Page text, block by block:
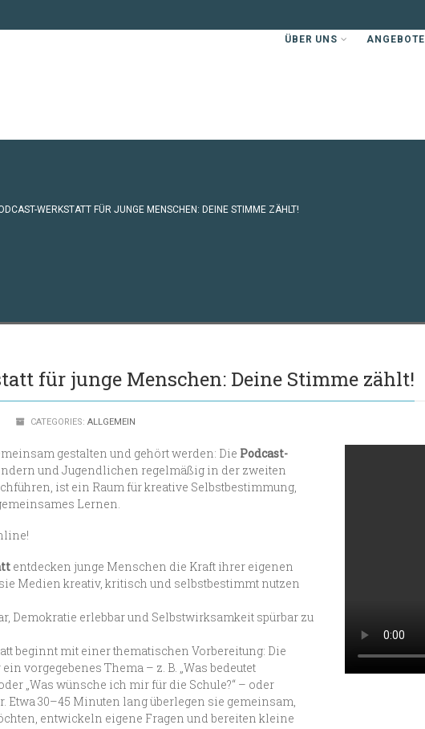
ÜBER UNS ANGEBOTE
WERKSTATT FÜR JUNGE MENSCHEN: DEINE STIMME ZÄHLT!
für junge Menschen: Deine Stimme zählt!
CATEGORIES: ALLGEMEIN
gestalten und gehört werden: Die Podcast-
und Jugendlichen regelmäßig in der zweiten
ist ein Raum für kreative Selbstbestimmung,
Lernen.
entdecken junge Menschen die Kraft ihrer eigenen
Medien kreativ, kritisch und selbstbestimmt nutzen
Demokratie erlebbar und Selbstwirksamkeit spürbar zu
beginnt mit einer thematischen Vorbereitung: Die
vorgegebenes Thema – z. B. „Was bedeutet
„Was wünsche ich mir für die Schule?“ – oder
Etwa 30–45 Minuten lang überlegen sie gemeinsam,
entwickeln eigene Fragen und bereiten kleine